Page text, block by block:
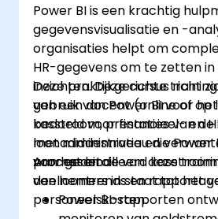
Power BI is een krachtig
gegevensvisualisatie en -
organisaties helpt om
HR-gegevens om te zetten
inzichten. Deze cursus richt
gebruik van Power BI voor
kasstroom, prestaties van de
loonadministratie en
processen.
Deze praktijkgerichte
van een docent (online of op
bedoeld voor financieel- en
met middenniveau die Power
voor gedetailleerd
van loontrends en
personeelskosten.
Aan het einde van deze
deelnemers in staat tot het
Power BI-rapporten